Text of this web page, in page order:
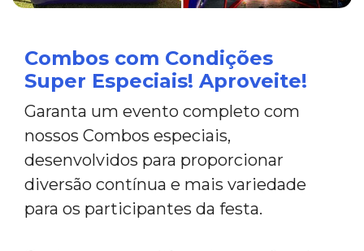
Combos com Condições
Super Especiais! Aproveite!
Garanta um evento completo com
nossos Combos especiais,
desenvolvidos para proporcionar
diversão contínua e mais variedade
para os participantes da festa.